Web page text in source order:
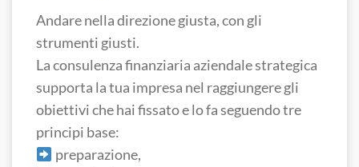
Andare nella direzione giusta, con gli
strumenti giusti.
La consulenza finanziaria aziendale strategica
supporta la tua impresa nel raggiungere gli
obiettivi che hai fissato e lo fa seguendo tre
principi base:
preparazione,